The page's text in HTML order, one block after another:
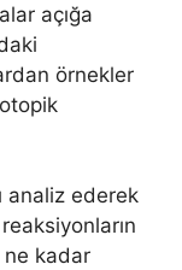
açığa
örnekler
analiz ederek
kadar